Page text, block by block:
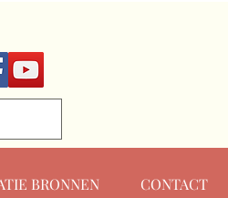
BRONNEN CONTACT